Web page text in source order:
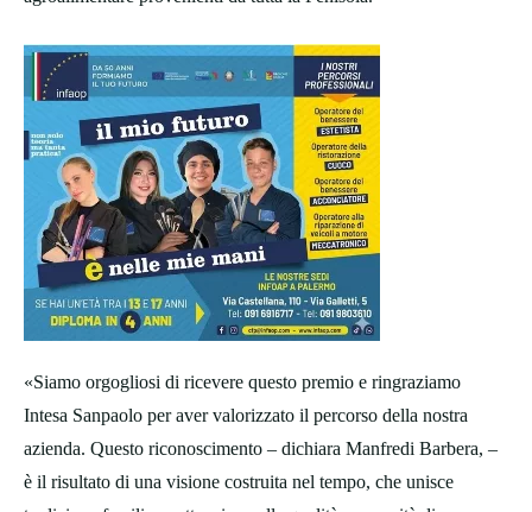
«Siamo orgogliosi di ricevere questo premio e ringraziamo
Intesa Sanpaolo per aver valorizzato il percorso della nostra
azienda. Questo riconoscimento – dichiara Manfredi Barbera, –
è il risultato di una visione costruita nel tempo, che unisce